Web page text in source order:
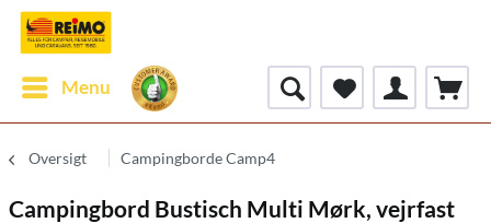
Menu
Oversigt Campingborde Camp4
Campingbord Bustisch Multi Mørk, vejrfast